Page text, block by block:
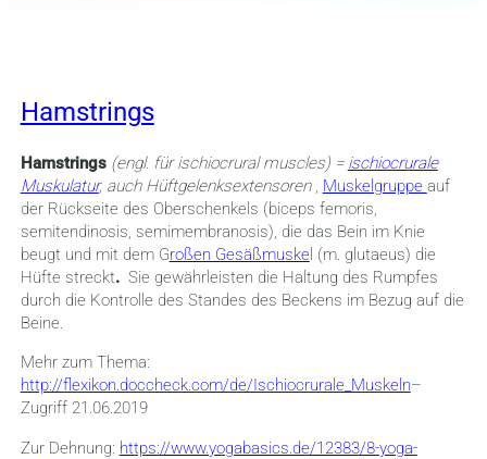
Hamstrings
Hamstrings (engl. für ischiocrural muscles) = ischiocrurale
Muskulatur, auch Hüftgelenksextensoren , Muskelgruppe auf
der Rückseite des Oberschenkels (biceps femoris,
semitendinosis, semimembranosis), die das Bein im Knie
beugt und mit dem Großen Gesäßmuske l (m. glutaeus) die
Hüfte streckt. Sie gewährleisten die Haltung des Rumpfes
durch die Kontrolle des Standes des Beckens im Bezug auf die
Beine.
Mehr zum Thema:
http://flexikon.doccheck.com/de/Ischiocrurale_Muskeln–
Zugriff 21.06.2019
Zur Dehnung: https://www.yogabasics.de/12383/8-yoga-